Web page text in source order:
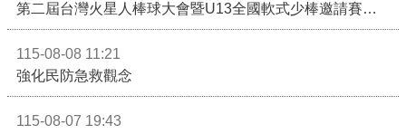
第二屆台灣火星人棒球大會暨U13全國軟式少棒邀請賽在苗栗舉辦
115-08-08 11:21
強化民防急救觀念
115-08-07 19:43